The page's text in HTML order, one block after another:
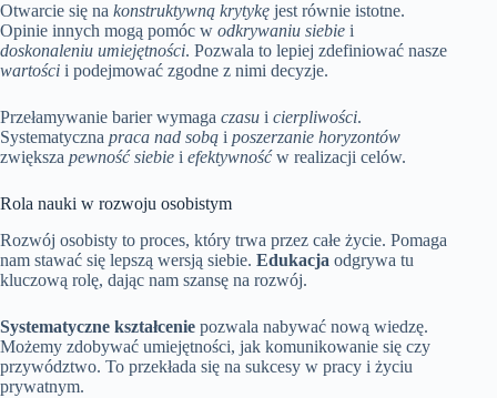
Otwarcie się na konstruktywną krytykę jest równie istotne.
Opinie innych mogą pomóc w odkrywaniu siebie i
doskonaleniu umiejętności. Pozwala to lepiej zdefiniować nasze
wartości i podejmować zgodne z nimi decyzje.
Przełamywanie barier wymaga czasu i cierpliwości.
Systematyczna praca nad sobą i poszerzanie horyzontów
zwiększa pewność siebie i efektywnośćw realizacji celów.
Rola nauki w rozwoju osobistym
Rozwój osobisty to proces, który trwa przez całe życie. Pomaga
nam stawać się lepszą wersją siebie. Edukacja odgrywa tu
kluczową rolę, dając nam szansę na rozwój.
Systematyczne kształcenie pozwala nabywać nową wiedzę.
Możemy zdobywać umiejętności, jak komunikowanie się czy
przywództwo. To przekłada się na sukcesy w pracy i życiu
prywatnym.